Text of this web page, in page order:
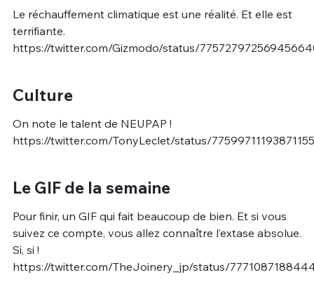
Le réchauffement climatique est une réalité. Et elle est
terrifiante.
https://twitter.com/Gizmodo/status/
Culture
On note le talent de NEUPAP !
https://twitter.com/TonyLeclet/status/
Le GIF de la semaine
Pour finir, un GIF qui fait beaucoup de bien. Et si vous
suivez ce compte, vous allez connaître l’extase absolue.
Si, si !
https://twitter.com/TheJoinery_jp/status/